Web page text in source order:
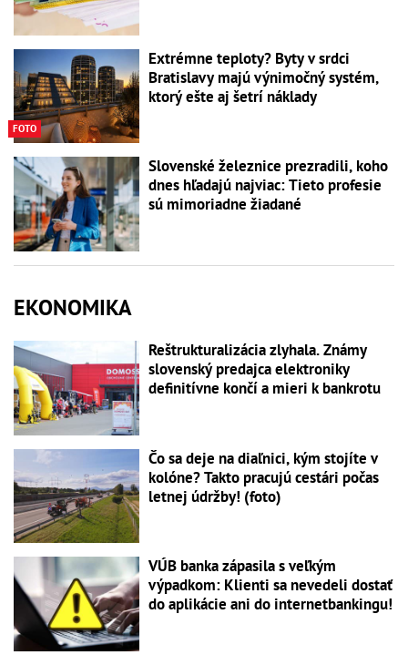
FOTO
Extrémne teploty? Byty v srdci
Bratislavy majú výnimočný systém,
ktorý ešte aj šetrí náklady
Slovenské železnice prezradili, koho
dnes hľadajú najviac: Tieto profesie
sú mimoriadne žiadané
EKONOMIKA
Reštrukturalizácia zlyhala. Známy
slovenský predajca elektroniky
definitívne končí a mieri k bankrotu
Čo sa deje na diaľnici, kým stojíte v
kolóne? Takto pracujú cestári počas
letnej údržby! (foto)
VÚB banka zápasila s veľkým
výpadkom: Klienti sa nevedeli dostať
do aplikácie ani do internetbankingu!